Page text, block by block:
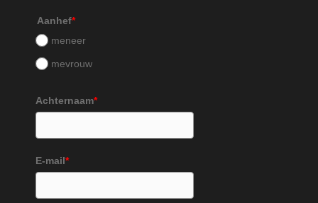
Aanhef*
meneer
mevrouw
Achternaam*
E-mail*